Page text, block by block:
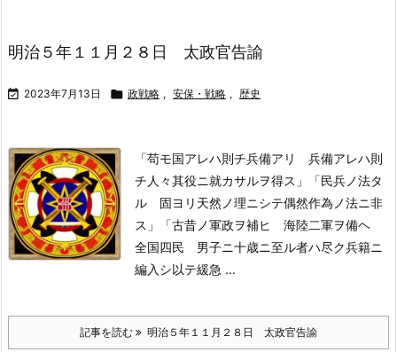
明治５年１１月２８日 太政官告諭
 2023年7月13日  政戦略 , 安保・戦略 , 歴史
「苟モ国アレハ則チ兵備アリ 兵備アレハ則
チ人々其役ニ就カサルヲ得ス」
「民兵ノ法タ
ル 固ヨリ天然ノ理ニシテ偶然作為ノ法ニ非
ス」
「古昔ノ軍政ヲ補ヒ 海陸二軍ヲ備ヘ
全国四民 男子ニ十歳ニ至ル者ハ尽ク兵籍ニ
編入シ以テ緩急 ...
記事を読む 明治５年１１月２８日 太政官告諭